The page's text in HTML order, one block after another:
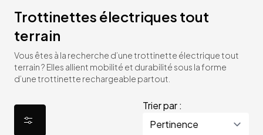
Trottinettes électriques tout
terrain
Vous êtes à la recherche d’une trottinette électrique tout
terrain ? Elles allient mobilité et durabilité sous la forme
d’une trottinette rechargeable partout.
Trier par :